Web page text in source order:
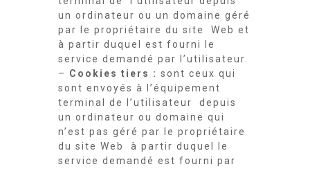
un ordinateur ou un domaine géré
par le propriétaire du site Web et
à partir duquel est fourni le
service demandé par l’utilisateur.
– Cookies tiers : sont ceux qui
sont envoyés à l’équipement
terminal de l’utilisateur depuis
un ordinateur ou domaine qui
n’est pas géré par le propriétaire
du site Web à partir duquel le
service demandé est fourni par